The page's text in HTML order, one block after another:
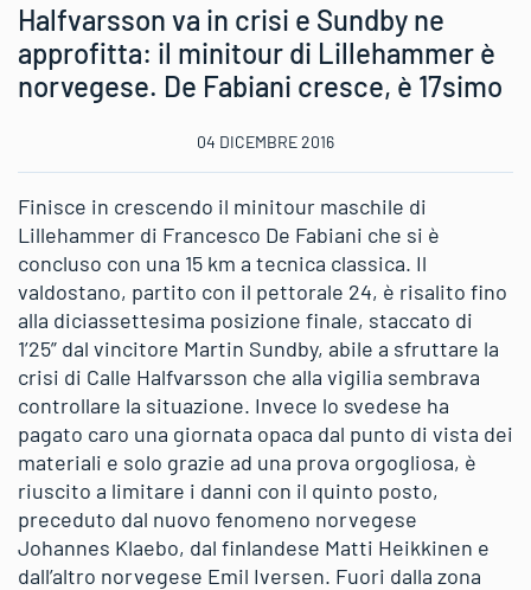
Halfvarsson va in crisi e Sundby ne
approfitta: il minitour di Lillehammer è
norvegese. De Fabiani cresce, è 17simo
04 DICEMBRE 2016
Finisce in crescendo il minitour maschile di
Lillehammer di Francesco De Fabiani che si è
concluso con una 15 km a tecnica classica. Il
valdostano, partito con il pettorale 24, è risalito fino
alla diciassettesima posizione finale, staccato di
1’25” dal vincitore Martin Sundby, abile a sfruttare la
crisi di Calle Halfvarsson che alla vigilia sembrava
controllare la situazione. Invece lo svedese ha
pagato caro una giornata opaca dal punto di vista dei
materiali e solo grazie ad una prova orgogliosa, è
riuscito a limitare i danni con il quinto posto,
preceduto dal nuovo fenomeno norvegese
Johannes Klaebo, dal finlandese Matti Heikkinen e
dall’altro norvegese Emil Iversen. Fuori dalla zona